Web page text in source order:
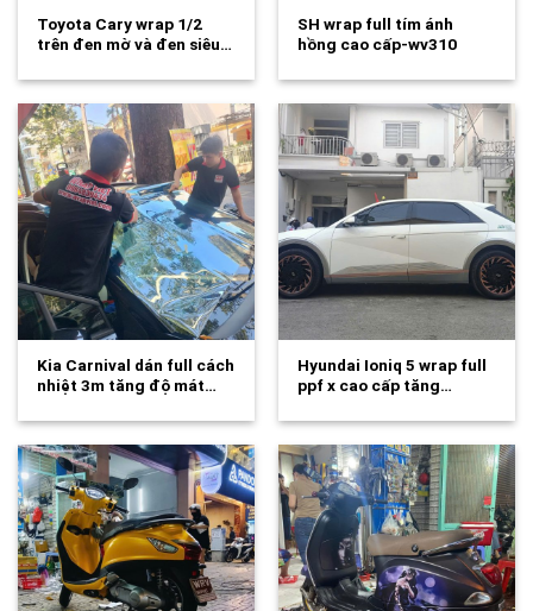
Toyota Cary wrap 1/2
trên đen mờ và đen siêu…
SH wrap full tím ánh
hồng cao cấp-wv310
Kia Carnival dán full cách
nhiệt 3m tăng độ mát…
Hyundai Ioniq 5 wrap full
ppf x cao cấp tăng…